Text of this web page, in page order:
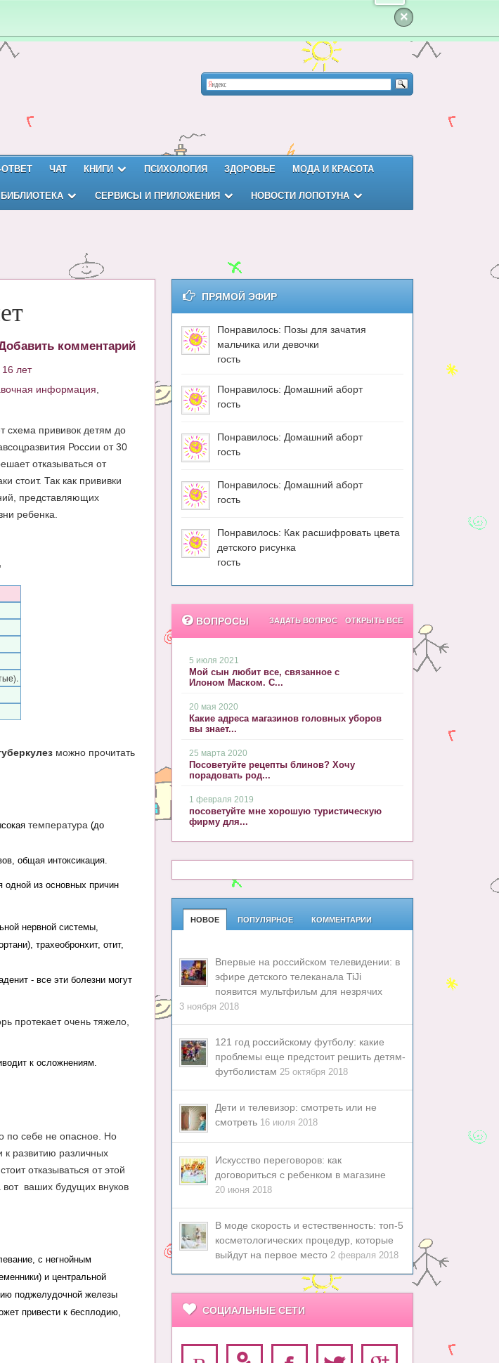
×
ЧАТ КНИГИ ПСИХОЛОГИЯ ЗДОРОВЬЕ МОДА И КРАСОТА
СЕРВИСЫ И ПРИЛОЖЕНИЯ НОВОСТИ ЛОПОТУНА
комментарий
16 лет
информация
схема прививок детям до
России от 30
отказываться от
стоит. Так как прививки
представляющих
ребенка.
можно прочитать
температура (до
общая интоксикация.
одной из основных причин
нервной системы,
трахеобронхит, отит,
- все эти болезни могут
протекает очень тяжело,
к осложнениям.
по себе не опасное. Но
к развитию различных
отказываться от этой
вот ваших будущих внуков
с негнойным
и центральной
поджелудочной железы
привести к бесплодию,
ПРЯМОЙ ЭФИР
Понравилось: Позы для зачатия
мальчика или девочки
гость
Понравилось: Домашний аборт
гость
Понравилось: Домашний аборт
гость
Понравилось: Домашний аборт
гость
Понравилось: Как расшифровать цвета
детского рисунка
гость
ВОПРОСЫ ОТКРЫТЬ ВСЕ
ЗАДАТЬ ВОПРОС
5 июля 2021
Мой сын любит все, связанное с
Илоном Маском. С...
20 мая 2020
Какие адреса магазинов головных уборов
вы знает...
25 марта 2020
Посоветуйте рецепты блинов? Хочу
порадовать род...
1 февраля 2019
посоветуйте мне хорошую туристическую
фирму для...
НОВОЕ ПОПУЛЯРНОЕ КОММЕНТАРИИ
Впервые на российском телевидении: в
эфире детского телеканала TiJi
появится мультфильм для незрячих
3 ноября 2018
121 год российскому футболу: какие
проблемы еще предстоит решить детям-
футболистам 25 октября 2018
Дети и телевизор: смотреть или не
смотреть 16 июля 2018
Искусство переговоров: как
договориться с ребенком в магазине
20 июня 2018
В моде скорость и естественность: топ-5
косметологических процедур, которые
выйдут на первое место 2 февраля 2018
СОЦИАЛЬНЫЕ СЕТИ